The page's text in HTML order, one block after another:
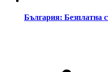
България: Безплатна